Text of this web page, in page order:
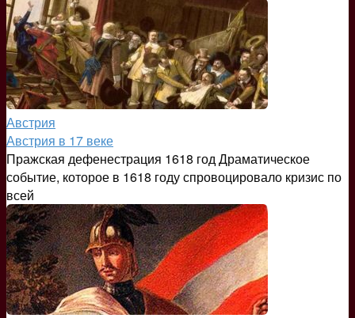
Австрия
Австрия в 17 веке
Пражская дефенестрация 1618 год Драматическое
событие, которое в 1618 году спровоцировало кризис по
всей